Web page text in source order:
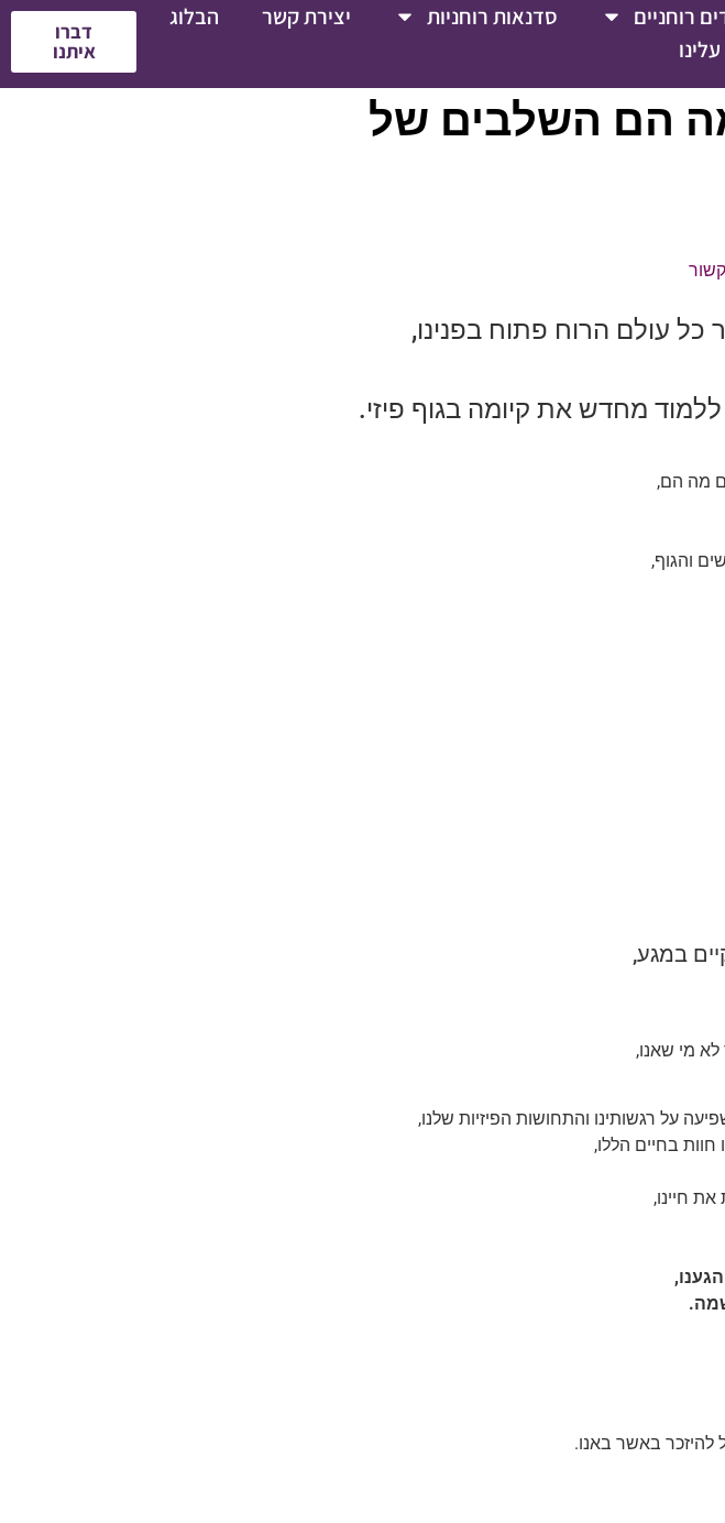
רוחניים סדנאות רוחניות יצירת קשר
הבלוג
דברו
איתנו
הם השלבים של
כל עולם הרוח פתוח בפנינו,
מחדש את קיומה בגוף פיזי.
מה הם,
והגוף,
במגע,
מי שאנו,
על רגשותינו והתחושות הפיזיות שלנו,
בחיים הללו,
חיינו,
להיזכר באשר באנו.